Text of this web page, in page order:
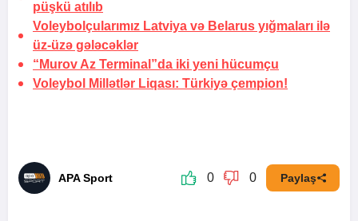
püşkü atılıb
Voleybolçularımız Latviya və Belarus yığmaları ilə
üz-üzə gələcəklər
“Murov Az Terminal”da iki yeni hücumçu
Voleybol Millətlər Liqası: Türkiyə çempion!
APA Sport 0 0 Paylaş